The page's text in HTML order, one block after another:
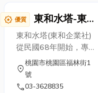
award_star 優質
東和水塔-東
和企業社
東和水塔(東和企業社)
從民國68年開始，專
門客製化各型各種款式
水塔，訂製、運送、安
裝，專業迅速，為廣大
location_on
桃園市桃園區福林街1
號
call03-3628835